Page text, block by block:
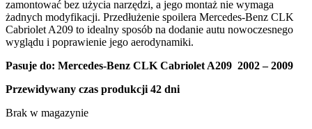
zamontować bez użycia narzędzi, a jego montaż nie wymaga
żadnych modyfikacji. Przedłużenie spoilera Mercedes-Benz CLK
Cabriolet A209 to idealny sposób na dodanie autu nowoczesnego
wyglądu i poprawienie jego aerodynamiki.
Pasuje do: Mercedes-Benz CLK Cabriolet A209 2002 – 2009
Przewidywany czas produkcji 42 dni
Brak w magazynie